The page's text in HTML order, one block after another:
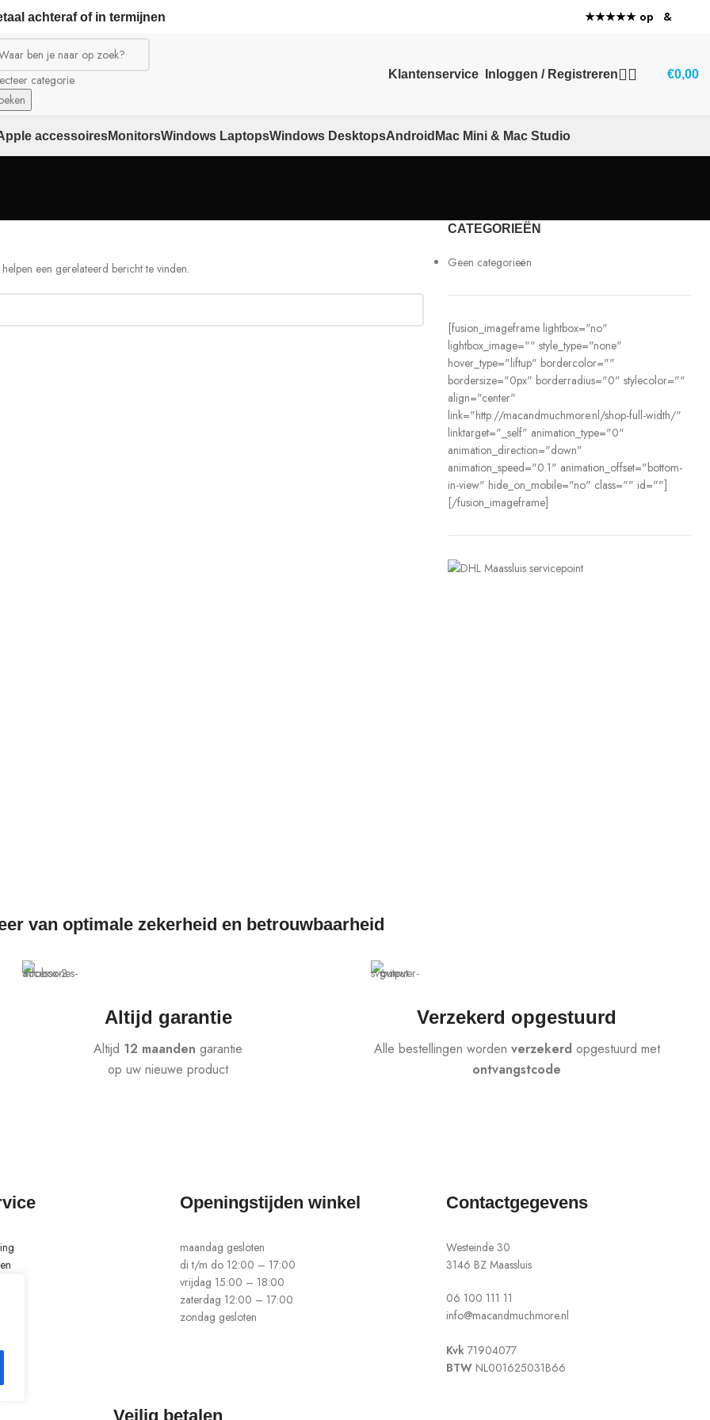
achteraf of in termijnen ★★★★★ op &
categorie
Klantenservice Inloggen / Registreren €0,00
accessoiresMonitorsWindows LaptopsWindows DesktopsAndroid Mac Mini & Mac Studio
een gerelateerd bericht te vinden.
CATEGORIEËN
Geen categorieën
[fusion_imageframe lightbox="no"
lightbox_image="" style_type="none"
hover_type="liftup" bordercolor=""
bordersize="0px" borderradius="0" stylecolor=""
align="center"
link="http://macandmuchmore.nl/shop-full-width/"
linktarget="_self" animation_type="0"
animation_direction="down"
animation_speed="0.1" animation_offset="bottom-
in-view" hide_on_mobile="no" class="" id=""]
[/fusion_imageframe]
van optimale zekerheid en betrouwbaarheid
Altijd garantie
Altijd 12 maanden garantie
op uw nieuwe product
Verzekerd opgestuurd
Alle bestellingen worden verzekerd opgestuurd met
ontvangstcode
Openingstijden winkel
maandag gesloten
di t/m do 12:00 – 17:00
vrijdag 15:00 – 18:00
zaterdag 12:00 – 17:00
zondag gesloten
Contactgegevens
Westeinde 30
3146 BZ Maassluis
06 100 111 11
info@macandmuchmore.nl
Kvk71904077
BTWNL001625031B66
Veilig betalen